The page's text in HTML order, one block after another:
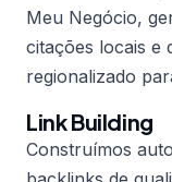
Meu Negócio,
citações locais e
regionalizado
Link Building
Construímos